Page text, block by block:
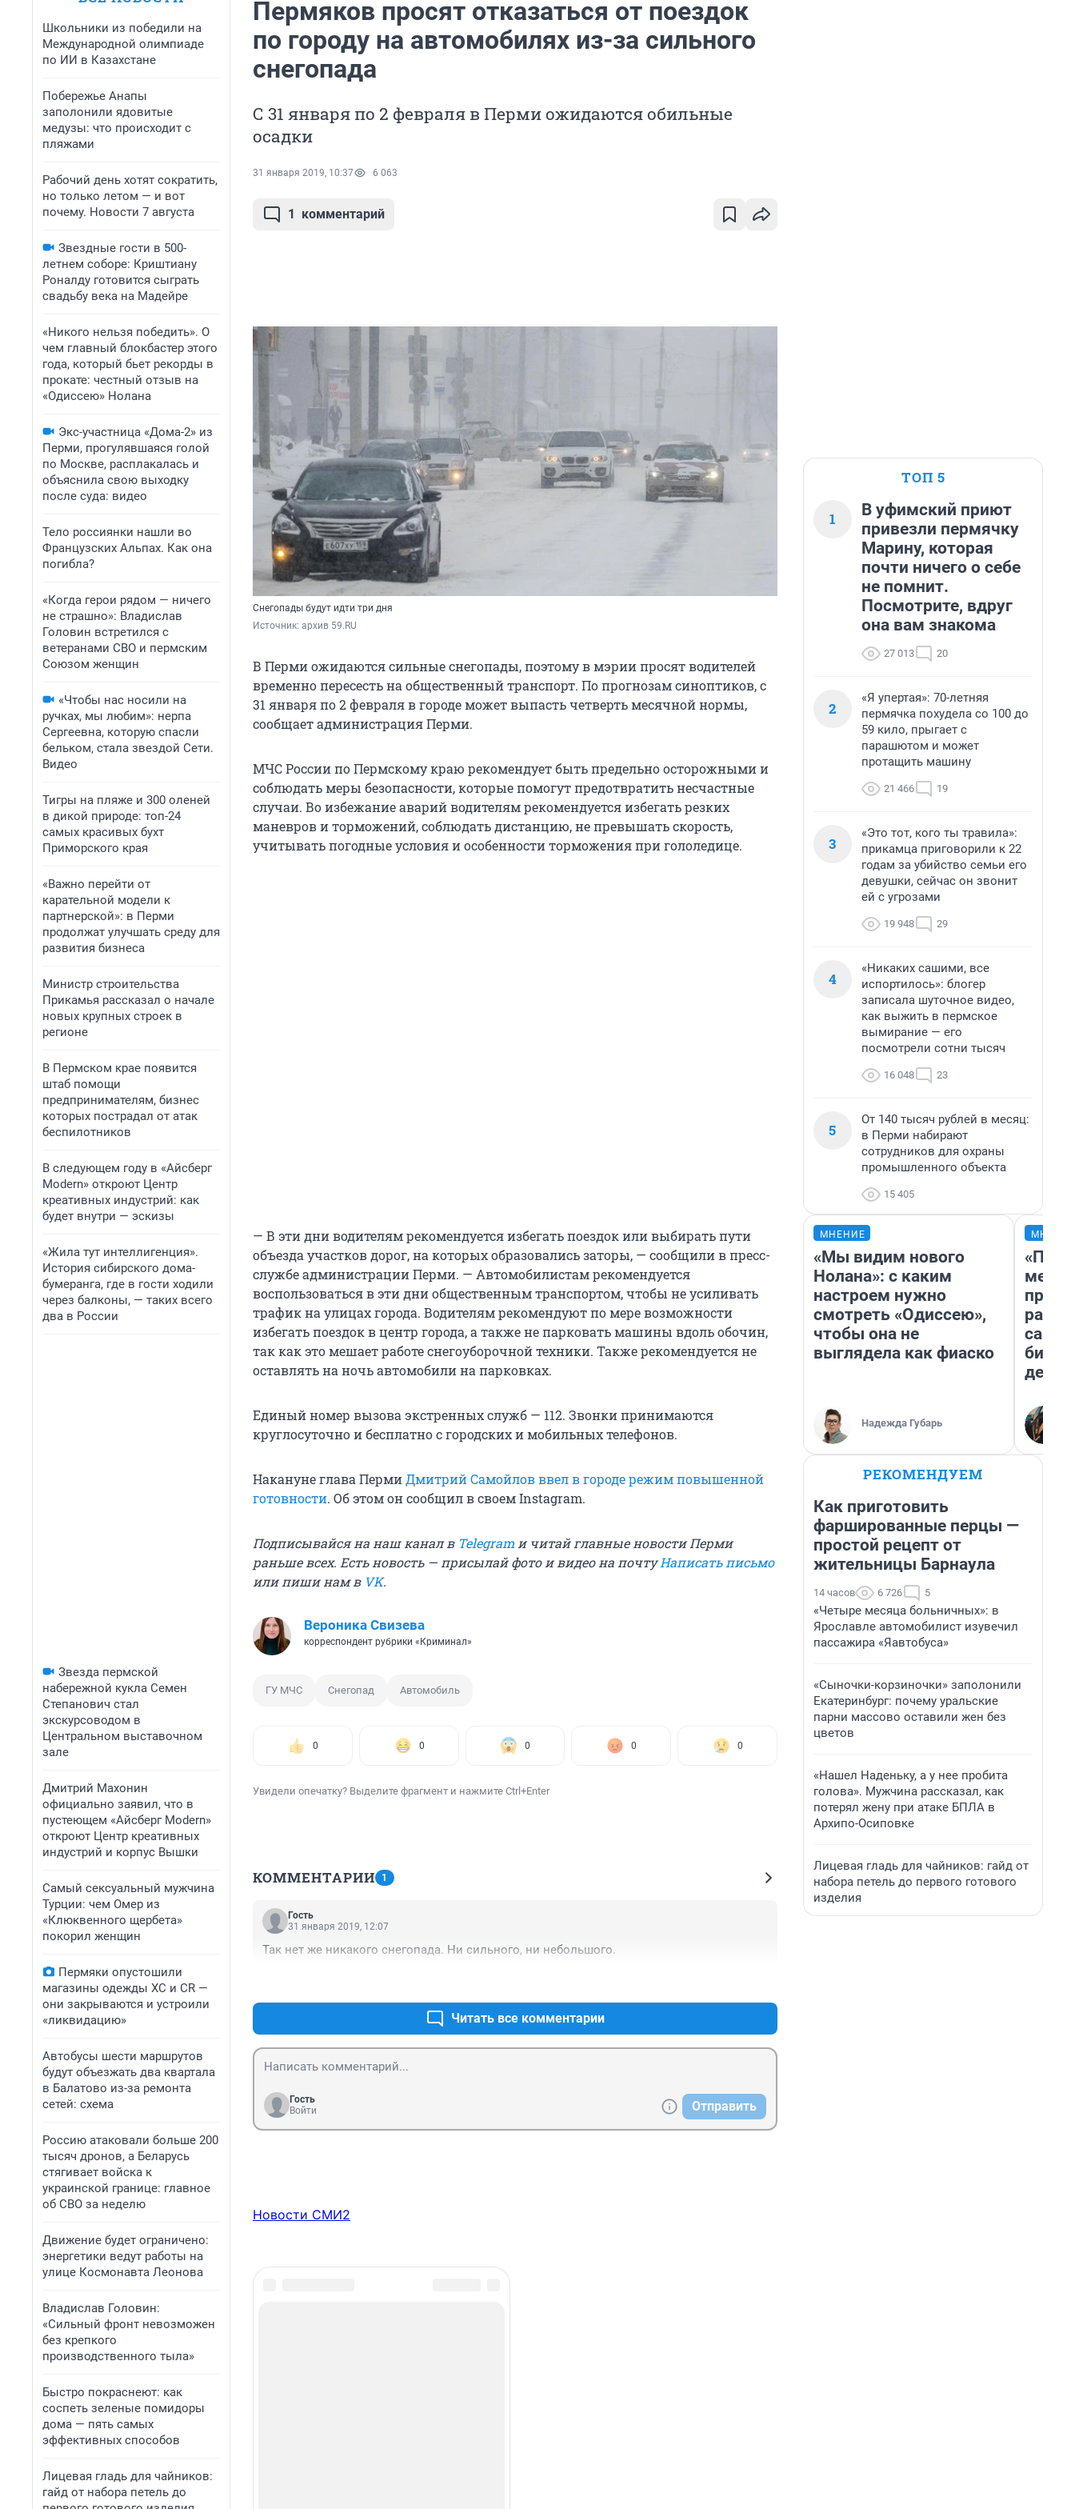
Школьники из победили на
Международной олимпиаде
по ИИ в Казахстане
Побережье Анапы
заполонили ядовитые
медузы: что происходит с
пляжами
Рабочий день хотят сократить,
но только летом — и вот
почему. Новости 7 августа
Звездные гости в 500-
летнем соборе: Криштиану
Роналду готовится сыграть
свадьбу века на Мадейре
«Никого нельзя победить». О
чем главный блокбастер этого
года, который бьет рекорды в
прокате: честный отзыв на
«Одиссею» Нолана
Экс-участница «Дома-2» из
Перми, прогулявшаяся голой
по Москве, расплакалась и
объяснила свою выходку
после суда: видео
Тело россиянки нашли во
Французских Альпах. Как она
погибла?
«Когда герои рядом — ничего
не страшно»: Владислав
Головин встретился с
ветеранами СВО и пермским
Союзом женщин
«Чтобы нас носили на
ручках, мы любим»: нерпа
Сергеевна, которую спасли
бельком, стала звездой Сети.
Видео
Тигры на пляже и 300 оленей
в дикой природе: топ-24
самых красивых бухт
Приморского края
«Важно перейти от
карательной модели к
партнерской»: в Перми
продолжат улучшать среду для
развития бизнеса
Министр строительства
Прикамья рассказал о начале
новых крупных строек в
регионе
В Пермском крае появится
штаб помощи
предпринимателям, бизнес
которых пострадал от атак
беспилотников
В следующем году в «Айсберг
Modern» откроют Центр
креативных индустрий: как
будет внутри — эскизы
«Жила тут интеллигенция».
История сибирского дома-
бумеранга, где в гости ходили
через балконы, — таких всего
два в России
Звезда пермской
набережной кукла Семен
Степанович стал
экскурсоводом в
Центральном выставочном
зале
Дмитрий Махонин
официально заявил, что в
пустеющем «Айсберг Modern»
откроют Центр креативных
индустрий и корпус Вышки
Самый сексуальный мужчина
Турции: чем Омер из
«Клюквенного щербета»
покорил женщин
Пермяки опустошили
магазины одежды XC и CR —
они закрываются и устроили
«ликвидацию»
Автобусы шести маршрутов
будут объезжать два квартала
в Балатово из-за ремонта
сетей: схема
Россию атаковали больше 200
тысяч дронов, а Беларусь
стягивает войска к
украинской границе: главное
об СВО за неделю
Движение будет ограничено:
энергетики ведут работы на
улице Космонавта Леонова
Владислав Головин:
«Сильный фронт невозможен
без крепкого
производственного тыла»
Быстро покраснеют: как
соспеть зеленые помидоры
дома — пять самых
эффективных способов
Лицевая гладь для чайников:
гайд от набора петель до
Пермяков просят отказаться от поездок
по городу на автомобилях из-за сильного
снегопада
С 31 января по 2 февраля в Перми ожидаются обильные
осадки
31 января 2019, 10:37 6 063
1 комментарий
Снегопады будут идти три дня
Источник: архив 59.RU
В Перми ожидаются сильные снегопады, поэтому в мэрии просят водителей
временно пересесть на общественный транспорт. По прогнозам синоптиков, с
31 января по 2 февраля в городе может выпасть четверть месячной нормы,
сообщает администрация Перми.
МЧС России по Пермскому краю рекомендует быть предельно осторожными и
соблюдать меры безопасности, которые помогут предотвратить несчастные
случаи. Во избежание аварий водителям рекомендуется избегать резких
маневров и торможений, соблюдать дистанцию, не превышать скорость,
учитывать погодные условия и особенности торможения при гололедице.
— В эти дни водителям рекомендуется избегать поездок или выбирать пути
объезда участков дорог, на которых образовались заторы, — сообщили в пресс-
службе администрации Перми. — Автомобилистам рекомендуется
воспользоваться в эти дни общественным транспортом, чтобы не усиливать
трафик на улицах города. Водителям рекомендуют по мере возможности
избегать поездок в центр города, а также не парковать машины вдоль обочин,
так как это мешает работе снегоуборочной техники. Также рекомендуется не
оставлять на ночь автомобили на парковках.
Единый номер вызова экстренных служб — 112. Звонки принимаются
круглосуточно и бесплатно с городских и мобильных телефонов.
Накануне глава ПермиДмитрий Самойлов ввел в городе режим повышенной
готовности. Об этом он сообщил в своем Instagram.
Подписывайся на наш канал в Telegram и читай главные новости Перми
раньше всех. Есть новость — присылай фото и видео на почтуНаписать письмо
или пиши нам в VK.
Вероника Свизева
корреспондент рубрики «Криминал»
ГУ МЧС Снегопад Автомобиль
0 0 0 0 0
Увидели опечатку? Выделите фрагмент и нажмите Ctrl+Enter
КОММЕНТАРИИ 1
Гость
31 января 2019, 12:07
Так нет же никакого снегопада. Ни сильного, ни небольшого.
Читать все комментарии
Гость
Войти
Отправить
Новости СМИ2
ТОП 5
1
В уфимский приют
привезли пермячку
Марину, которая
почти ничего о себе
не помнит.
Посмотрите, вдруг
она вам знакома
27 013 20
2
«Я упертая»: 70-летняя
пермячка похудела со 100 до
59 кило, прыгает с
парашютом и может
протащить машину
21 466 19
3
«Это тот, кого ты травила»:
прикамца приговорили к 22
годам за убийство семьи его
девушки, сейчас он звонит
ей с угрозами
19 948 29
4
«Никаких сашими, все
испортилось»: блогер
записала шуточное видео,
как выжить в пермское
вымирание — его
посмотрели сотни тысяч
16 048 23
5
От 140 тысяч рублей в месяц:
в Перми набирают
сотрудников для охраны
промышленного объекта
15 405
МНЕНИЕ
«Мы видим нового
Нолана»: с каким
настроем нужно
смотреть «Одиссею»,
чтобы она не
выглядела как фиаско
Надежда Губарь
РЕКОМЕНДУЕМ
Как приготовить
фаршированные перцы —
простой рецепт от
жительницы Барнаула
14 часов 6 726 5
«Четыре месяца больничных»: в
Ярославле автомобилист изувечил
пассажира «Яавтобуса»
«Сыночки-корзиночки» заполонили
Екатеринбург: почему уральские
парни массово оставили жен без
цветов
«Нашел Наденьку, а у нее пробита
голова». Мужчина рассказал, как
потерял жену при атаке БПЛА в
Архипо-Осиповке
Лицевая гладь для чайников: гайд от
набора петель до первого готового
изделия